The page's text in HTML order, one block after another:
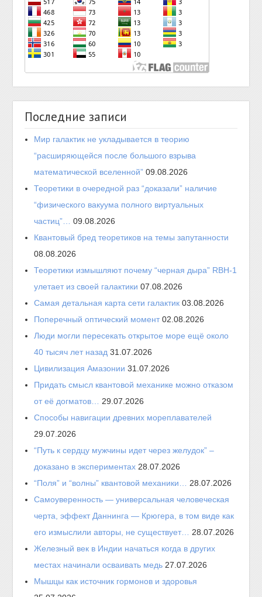
Последние записи
Мир галактик не укладывается в теорию
“расширяющейся после большого взрыва
математической вселенной” 09.08.2026
Теоретики в очередной раз “доказали” наличие
“физического вакуума полного виртуальных
частиц”… 09.08.2026
Квантовый бред теоретиков на темы запутанности
08.08.2026
Теоретики измышляют почему “черная дыра” RBH-1
улетает из своей галактики 07.08.2026
Самая детальная карта сети галактик 03.08.2026
Поперечный оптический момент 02.08.2026
Люди могли пересекать открытое море ещё около
40 тысяч лет назад 31.07.2026
Цивилизация Амазонии 31.07.2026
Придать смысл квантовой механике можно отказом
от её догматов… 29.07.2026
Способы навигации древних мореплавателей
29.07.2026
“Путь к сердцу мужчины идет через желудок” –
доказано в экспериментах 28.07.2026
“Поля” и “волны” квантовой механики… 28.07.2026
Самоуверенность — универсальная человеческая
черта, эффект Даннинга — Крюгера, в том виде как
его измыслили авторы, не существует… 28.07.2026
Железный век в Индии начаться когда в других
местах начинали осваивать медь 27.07.2026
Мышцы как источник гормонов и здоровья